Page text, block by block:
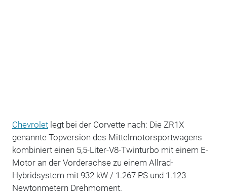
Chevroletlegt bei der Corvette nach: Die ZR1X
genannte Topversion des Mittelmotorsportwagens
kombiniert einen 5,5-Liter-V8-Twinturbo mit einem E-
Motor an der Vorderachse zu einem Allrad-
Hybridsystem mit 932 kW / 1.267 PS und 1.123
Newtonmetern Drehmoment.